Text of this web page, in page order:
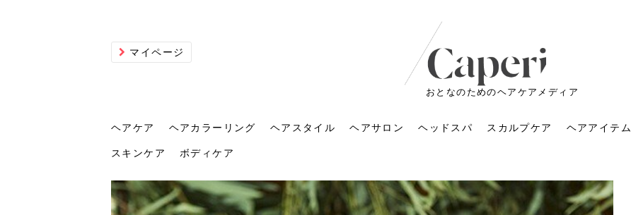
マイページ
おとなのためのヘアケアメディア
ヘアケア ヘアカラーリング ヘアスタイル ヘアサロン ヘッドスパ スカルプケア ヘアアイテム
スキンケア
スキンケア
ボディケア
ボディケア